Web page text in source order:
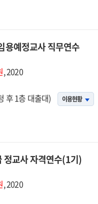
용예정교사 직무연수
, 2020
후 1층 대출대) 이용현황
교사 자격연수(1기)
, 2020